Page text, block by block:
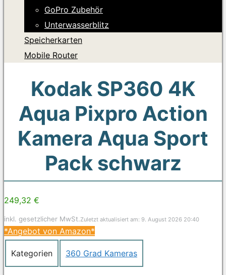
GoPro Zubehör
Unterwasserblitz
Speicherkarten
Mobile Router
Kodak SP360 4K
Aqua Pixpro Action
Kamera Aqua Sport
Pack schwarz
249,32 €
inkl. gesetzlicher MwSt.Zuletzt aktualisiert am: 9. August 2026 20:40
*Angebot von Amazon*
Kategorien 360 Grad Kameras